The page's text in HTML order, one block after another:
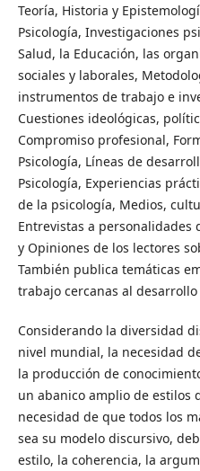
Teoría, Historia y
Psicología, Investigaciones
Salud, la Educación, las
sociales y laborales,
instrumentos de trabajo e
Cuestiones ideológicas,
Compromiso profesional,
Psicología, Líneas de
Psicología, Experiencias
de la psicología, Medios,
Entrevistas a personalidades
y Opiniones de los lectores
También publica temáticas
trabajo cercanas al
Considerando la diversidad
nivel mundial, la necesidad
la producción de
un abanico amplio de estilos
necesidad de que todos los
sea su modelo discursivo,
estilo, la coherencia, la